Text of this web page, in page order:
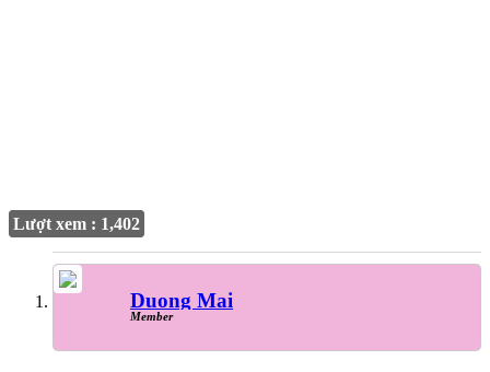
Lượt xem : 1,402
Duong Mai
Member